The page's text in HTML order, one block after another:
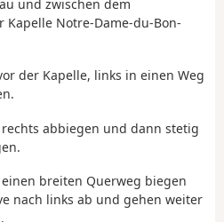
und zwischen dem
Kapelle Notre-Dame-du-Bon-
der Kapelle, links in einen Weg
abbiegen und dann stetig
breiten Querweg biegen
nach links ab und gehen weiter